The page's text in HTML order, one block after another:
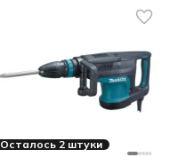
Осталось 2 штуки